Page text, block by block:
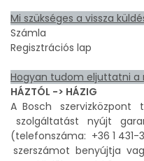
Mi szükséges a vissza
Számla
Regisztrációs lap
Hogyan tudom eljuttatni
HÁZTÓL -> HÁZIG
A Bosch szervizközpont
szolgáltatást nyújt
(telefonszáma: +36 1
szerszámot benyújtja